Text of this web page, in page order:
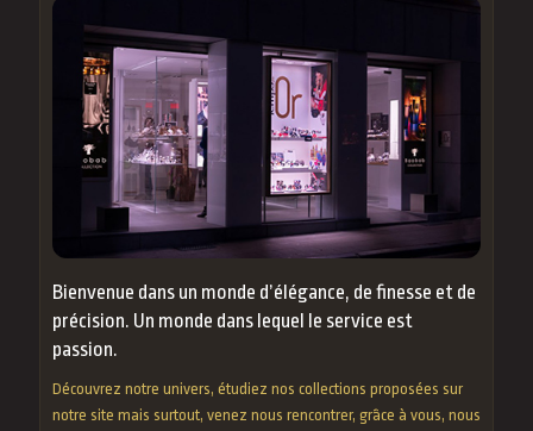
Bienvenue dans un monde d’élégance, de finesse et de
précision. Un monde dans lequel le service est
passion.
Découvrez notre univers, étudiez nos collections proposées sur
notre site mais surtout, venez nous rencontrer, grâce à vous, nous